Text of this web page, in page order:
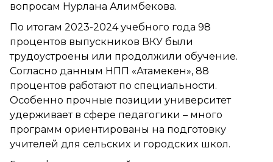
вопросам Нурлана Алимбекова.
По итогам 2023-2024 учебного года 98
процентов выпускников ВКУ были
трудоустроены или продолжили обучение.
Согласно данным НПП «Атамекен», 88
процентов работают по специальности.
Особенно прочные позиции университет
удерживает в сфере педагогики – много
программ ориентированы на подготовку
учителей для сельских и городских школ.